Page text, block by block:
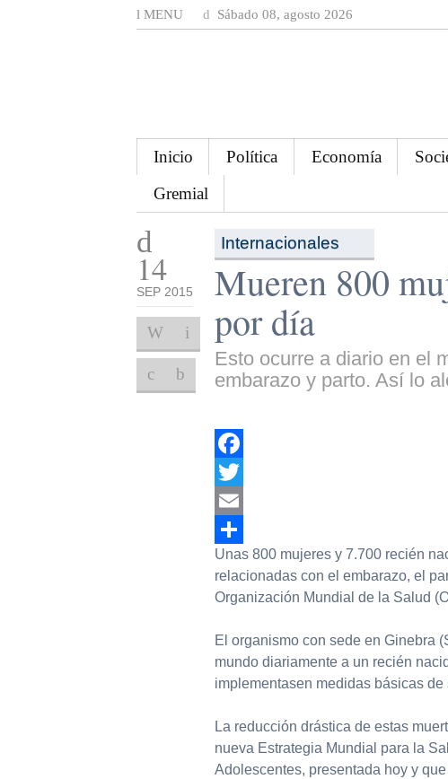
MENU Sábado 08, agosto 2026
Inicio Política Economía
Gremial
14
SEP 2015
Internacionales
Mueren 800
por día
Esto ocurre a diario en el
embarazo y parto. Así lo
Facebook
Twitter
Email
Compartir
Unas 800 mujeres y 7.700 recién
relacionadas con el embarazo, el
Organización Mundial de la Salud
El organismo con sede en Ginebra
mundo diariamente a un recién
implementasen medidas básicas
La reducción drástica de estas
nueva Estrategia Mundial para la
Adolescentes, presentada hoy y